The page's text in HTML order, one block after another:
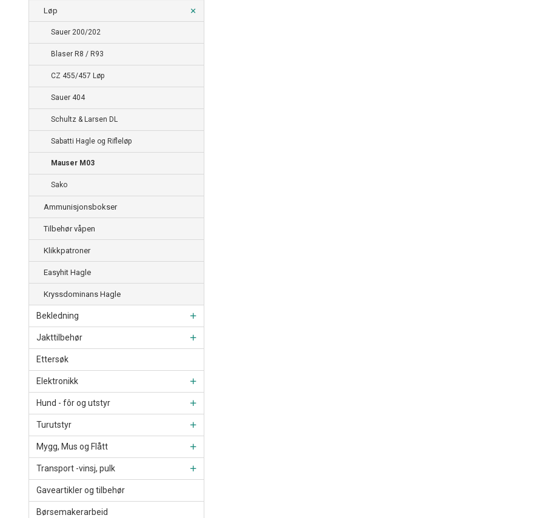
Løp
Sauer 200/202
Blaser R8 / R93
CZ 455/457 Løp
Sauer 404
Schultz & Larsen DL
Sabatti Hagle og Rifleløp
Mauser M03
Sako
Ammunisjonsbokser
Tilbehør våpen
Klikkpatroner
Easyhit Hagle
Kryssdominans Hagle
Bekledning
Jakttilbehør
Ettersøk
Elektronikk
Hund - fôr og utstyr
Turutstyr
Mygg, Mus og Flått
Transport -vinsj, pulk
Gaveartikler og tilbehør
Børsemakerarbeid